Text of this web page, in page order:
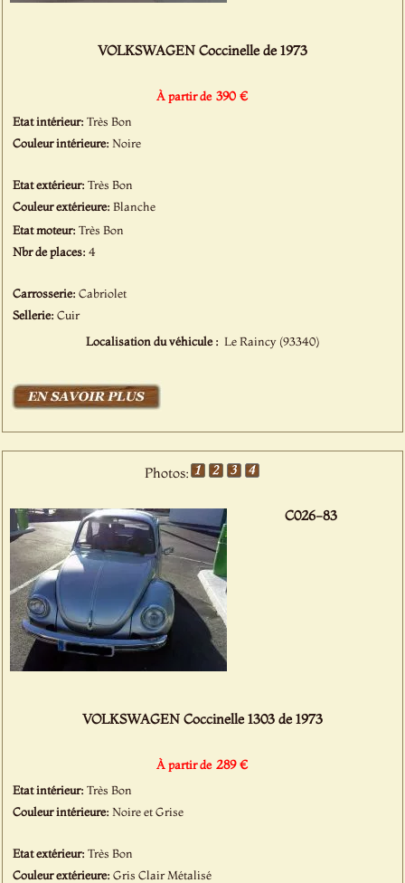
VOLKSWAGEN Coccinelle de 1973
À partir de 390 €
Etat intérieur:Très Bon
Couleur intérieure:Noire
Etat extérieur:Très Bon
Couleur extérieure:Blanche
Etat moteur:Très Bon
Nbr de places:4
Carrosserie:Cabriolet
Sellerie:Cuir
Localisation du véhicule : Le Raincy (93340)
Photos:
C026-83
VOLKSWAGEN Coccinelle 1303 de 1973
À partir de 289 €
Etat intérieur:Très Bon
Couleur intérieure:Noire et Grise
Etat extérieur:Très Bon
Couleur extérieure:Gris Clair Métalisé